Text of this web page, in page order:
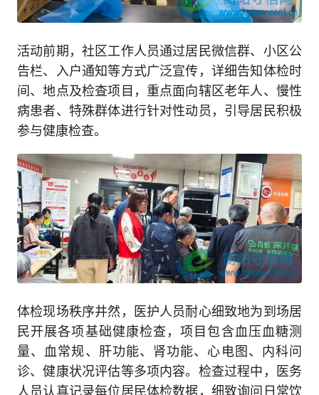
活动前期，社区工作人员通过居民微信群、小区公
告栏、入户通知等方式广泛宣传，详细告知体检时
间、地点及检查项目，重点面向辖区老年人、慢性
病患者、特殊群体进行针对性动员，引导居民积极
参与健康检查。
体检现场秩序井然，医护人员耐心细致地为到场居
民开展各项基础健康检查，项目包含血压血糖测
量、血常规、肝功能、肾功能、心电图、内科问
诊、健康状况评估等多项内容。检查过程中，医务
人员认真记录每位居民体检数据，细致询问日常饮